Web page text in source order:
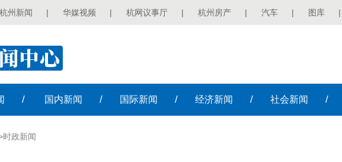
杭州新闻 | 华媒视频 | 杭网议事厅 | 杭州房产 | 汽车 | 图库 |
/ 国内新闻 / 国际新闻 / 经济新闻 / 社会新闻 /
时政新闻